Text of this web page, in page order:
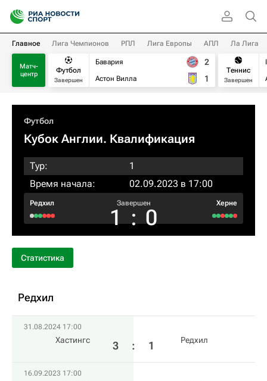
Главное Лига Чемпионов РПЛ Лига Европы АПЛ Ла Лига
Матч-
центр
Футбол
Завершен
Бавария
Астон Вилла
2
1
Теннис
Завершен
Футбол
Кубок Англии. Квалификация
Тур:
1
Время начала:
02.09.2023 в 17:00
Редхил Завершен
1 : 0
Херне
Статистика
Редхил
31.08.2024 17:00
Хастингс 3 : 1 Редхил
16.09.2023 17:00